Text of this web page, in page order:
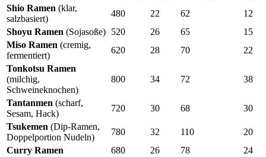
Shio Ramen (klar,
salzbasiert)
480 22 62
12
Shoyu Ramen (Sojasoße) 520 26 65
15
Miso Ramen (cremig,
fermentiert)
620 28 70
22
Tonkotsu Ramen
(milchig,
Schweineknochen)
800 34 72 38
Tantanmen (scharf,
Sesam, Hack)
720 30 68
30
Tsukemen (Dip-Ramen,
Doppelportion Nudeln)
780 32 110
20
Curry Ramen
680 26 78
24